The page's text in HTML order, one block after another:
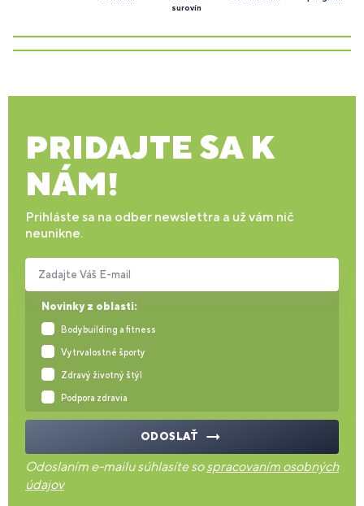
surovín
PRIDAJTE SA K
NÁM!
Prihláste sa na odber newslettra a už vám nič
neunikne.
Novinky z oblasti:
Bodybuilding a fitness
Vytrvalostné športy
Zdravý životný štýl
Podpora zdravia
Zadajte Váš E-mail
ODOSLAŤ
Odoslaním e-mailu súhlasíte sospracovaním osobných
údajov